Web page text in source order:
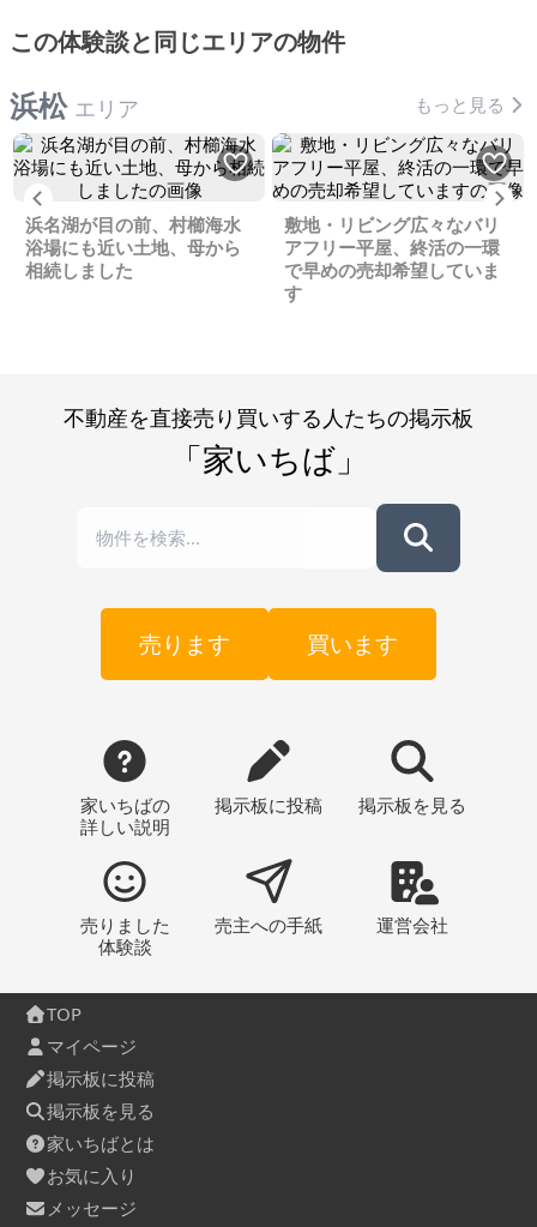
この体験談と同じエリアの物件
浜松 エリア もっと見る
Previous
浜名湖が目の前、村櫛海水
浴場にも近い土地、母から
相続しました
敷地・リビング広々なバリ
アフリー平屋、終活の一環
で早めの売却希望していま
す
不動産を直接売り買いする人たちの掲示板
「家いちば」
売ります 買います
家いちばの
詳しい説明
掲示板に投稿 掲示板 を見る
売りました
体験談
売主への手紙 運営会社
TOP
マイページ
掲示板に投稿
掲示板を見る
家いちばとは
お気に入り
メッセージ